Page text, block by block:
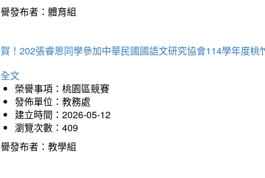
發布者：體育組
！202張睿恩同學參加中華民國國語文研究協會114學年度
文
榮譽事項：桃園區競賽
發佈單位：教務處
建立時間：2026-05-12
瀏覽次數：409
發布者：教學組